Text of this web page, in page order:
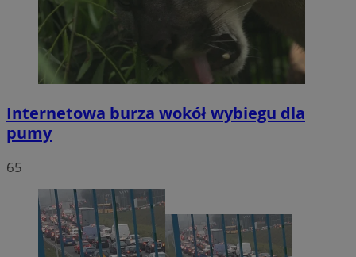
Internetowa burza wokół wybiegu dla
pumy
65